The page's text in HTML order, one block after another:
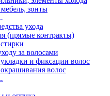
зонты
ухода
(прямые контракты)
за волосами
и фиксации волос
волос